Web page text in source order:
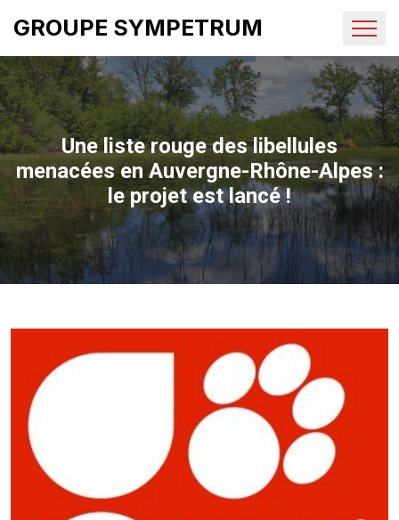
GROUPE SYMPETRUM
Une liste rouge des libellules
menacées en Auvergne-Rhône-Alpes :
le projet est lancé !